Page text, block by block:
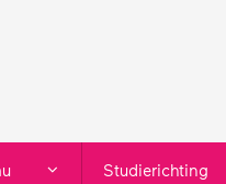
Studierichting